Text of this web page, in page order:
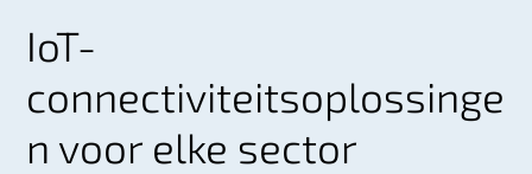
IoT-
connectiviteitsoplossinge
n voor elke sector